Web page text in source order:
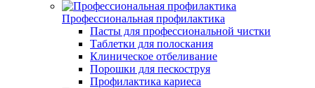
Профессиональная профилактика
Пасты для профессиональной чистки
Таблетки для полоскания
Клиническое отбеливание
Порошки для пескоструя
Профилактика кариеса